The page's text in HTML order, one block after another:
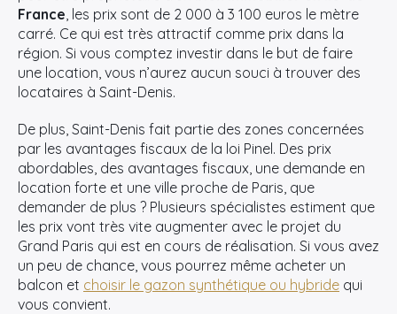
France , les prix sont de 2 000 à 3 100 euros le mètre
carré. Ce qui est très attractif comme prix dans la
région. Si vous comptez investir dans le but de faire
une location, vous n’aurez aucun souci à trouver des
locataires à Saint-Denis.
De plus, Saint-Denis fait partie des zones concernées
par les avantages fiscaux de la loi Pinel. Des prix
abordables, des avantages fiscaux, une demande en
location forte et une ville proche de Paris, que
demander de plus ? Plusieurs spécialistes estiment que
les prix vont très vite augmenter avec le projet du
Grand Paris qui est en cours de réalisation. Si vous avez
un peu de chance, vous pourrez même acheter un
balcon et choisir le gazon synthétique ou hybride qui
vous convient.